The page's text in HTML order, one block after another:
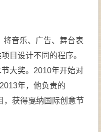
将音乐、广告、舞台表
目设计不同的程序。
大奖。2010年开始对
年，他负责的
，获得戛纳国际创意节